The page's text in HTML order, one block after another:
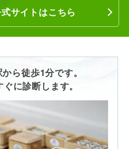
サイトはこちら
ら徒歩1分です。
に診断します。